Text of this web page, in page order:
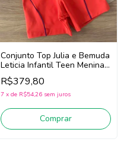
Conjunto Top Julia e Bemuda
Leticia Infantil Teen Menina
Siri Kids Sport Movimento
41840/41843 (Laranja Neon)
R$379,80
7 x de R$54,26 sem juros
Comprar